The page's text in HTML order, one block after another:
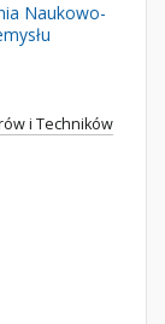
Naukowo-
i Techników